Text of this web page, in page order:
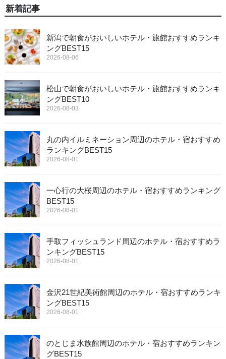
新着記事
新潟で朝食がおいしいホテル・旅館おすすめランキ
ングBEST15
2026-08-06
松山で朝食がおいしいホテル・旅館おすすめランキ
ングBEST10
2026-08-03
丸の内イルミネーション周辺のホテル・宿おすすめ
ランキングBEST15
2026-08-01
一心行の大桜周辺のホテル・宿おすすめランキング
BEST15
2026-08-01
手取フィッシュランド周辺のホテル・宿おすすめラ
ンキングBEST15
2026-08-01
金沢21世紀美術館周辺のホテル・宿おすすめランキ
ングBEST15
2026-08-01
のとじま水族館周辺のホテル・宿おすすめランキン
グBEST15